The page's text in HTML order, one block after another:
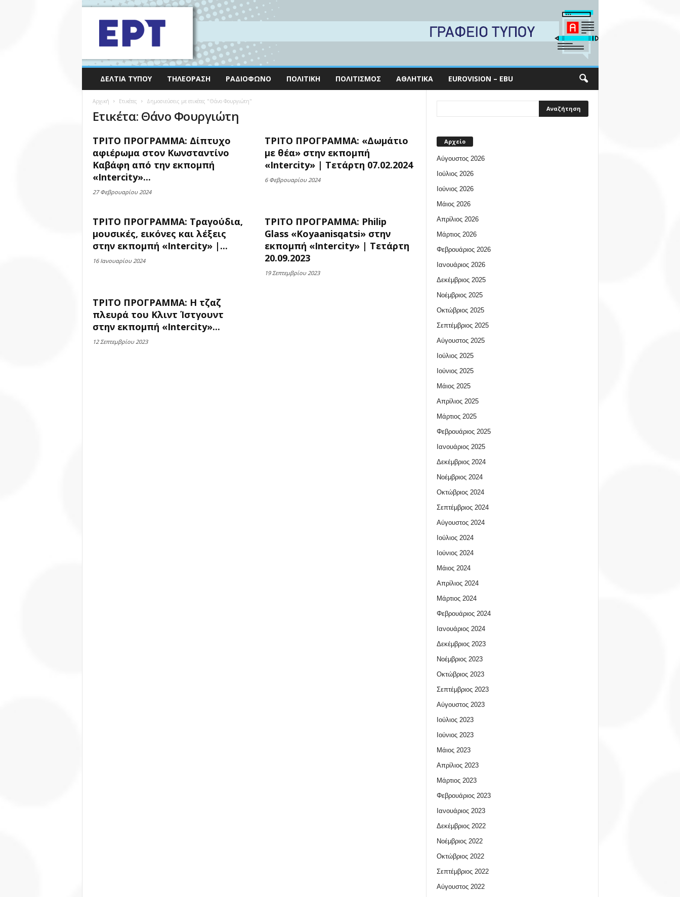
ΔΕΛΤΊΑ ΤΎΠΟΥ ΤΗΛΕΌΡΑΣΗ ΡΑΔΙΌΦΩΝΟ ΠΟΛΙΤΙΚΉ ΠΟΛΙΤΙΣΜΌΣ ΑΘΛΗΤΙΚΆ EUROVISION – EBU
Αρχική Ετικέτες Δημοσιεύσεις με ετικέτες "Θάνο Φουργιώτη"
Ετικέτα: Θάνο Φουργιώτη
ΤΡΙΤΟ ΠΡΟΓΡΑΜΜΑ: Δίπτυχο
αφιέρωμα στον Κωνσταντίνο
Καβάφη από την εκπομπή
«Intercity»...
27 Φεβρουαρίου 2024
ΤΡΙΤΟ ΠΡΟΓΡΑΜΜΑ: «Δωμάτιο
με θέα» στην εκπομπή
«Intercity» | Τετάρτη 07.02.2024
6 Φεβρουαρίου 2024
ΤΡΙΤΟ ΠΡΟΓΡΑΜΜΑ: Τραγούδια,
μουσικές, εικόνες και λέξεις
στην εκπομπή «Intercity» |...
16 Ιανουαρίου 2024
ΤΡΙΤΟ ΠΡΟΓΡΑΜΜΑ: Philip
Glass «Koyaanisqatsi» στην
εκπομπή «Intercity» | Τετάρτη
20.09.2023
19 Σεπτεμβρίου 2023
ΤΡΙΤΟ ΠΡΟΓΡΑΜΜΑ: H τζαζ
πλευρά του Κλιντ Ίστγουντ
στην εκπομπή «Intercity»...
12 Σεπτεμβρίου 2023
Αρχείο
Αύγουστος 2026
Ιούλιος 2026
Ιούνιος 2026
Μάιος 2026
Απρίλιος 2026
Μάρτιος 2026
Φεβρουάριος 2026
Ιανουάριος 2026
Δεκέμβριος 2025
Νοέμβριος 2025
Οκτώβριος 2025
Σεπτέμβριος 2025
Αύγουστος 2025
Ιούλιος 2025
Ιούνιος 2025
Μάιος 2025
Απρίλιος 2025
Μάρτιος 2025
Φεβρουάριος 2025
Ιανουάριος 2025
Δεκέμβριος 2024
Νοέμβριος 2024
Οκτώβριος 2024
Σεπτέμβριος 2024
Αύγουστος 2024
Ιούλιος 2024
Ιούνιος 2024
Μάιος 2024
Απρίλιος 2024
Μάρτιος 2024
Φεβρουάριος 2024
Ιανουάριος 2024
Δεκέμβριος 2023
Νοέμβριος 2023
Οκτώβριος 2023
Σεπτέμβριος 2023
Αύγουστος 2023
Ιούλιος 2023
Ιούνιος 2023
Μάιος 2023
Απρίλιος 2023
Μάρτιος 2023
Φεβρουάριος 2023
Ιανουάριος 2023
Δεκέμβριος 2022
Νοέμβριος 2022
Οκτώβριος 2022
Σεπτέμβριος 2022
Αύγουστος 2022